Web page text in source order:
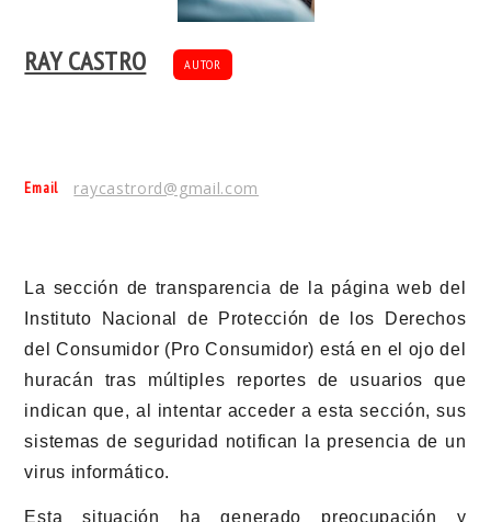
RAY CASTRO AUTOR
Email raycastrord@gmail.com
La sección de transparencia de la página web del
Instituto Nacional de Protección de los Derechos
del Consumidor (Pro Consumidor) está en el ojo del
huracán tras múltiples reportes de usuarios que
indican que, al intentar acceder a esta sección, sus
sistemas de seguridad notifican la presencia de un
virus informático.
Esta situación ha generado preocupación y